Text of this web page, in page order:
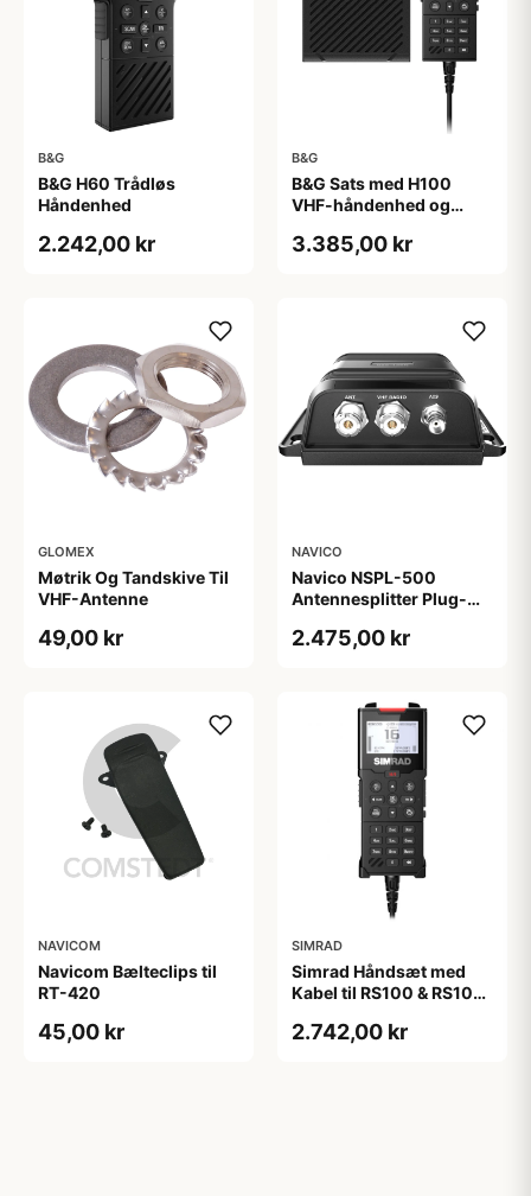
B&G
B&G H60 Trådløs
Håndenhed
2.242,00 kr
B&G
B&G Sats med H100
VHF-håndenhed og
3.385,00 kr
GLOMEX
Møtrik Og Tandskive Til
VHF-Antenne
49,00 kr
NAVICO
Navico NSPL-500
Antennesplitter Plug-
VHF-/AIS-/FM-antenne
2.475,00 kr
NAVICOM
Navicom Bælteclips til
RT-420
45,00 kr
SIMRAD
Simrad Håndsæt med
Kabel til RS100 & RS100-
2.742,00 kr